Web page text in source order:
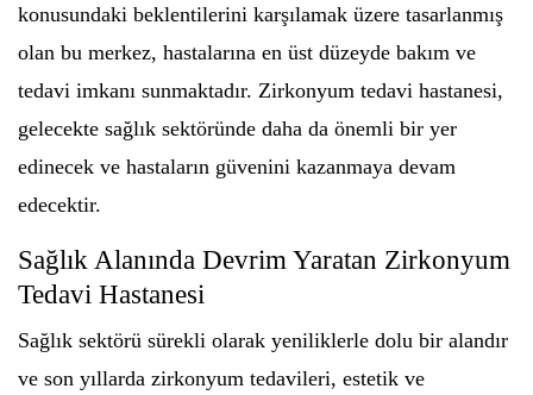
konusundaki beklentilerini karşılamak üzere tasarlanmış
olan bu merkez, hastalarına en üst düzeyde bakım ve
tedavi imkanı sunmaktadır. Zirkonyum tedavi hastanesi,
gelecekte sağlık sektöründe daha da önemli bir yer
edinecek ve hastaların güvenini kazanmaya devam
edecektir.
Sağlık Alanında Devrim Yaratan Zirkonyum
Tedavi Hastanesi
Sağlık sektörü sürekli olarak yeniliklerle dolu bir alandır
ve son yıllarda zirkonyum tedavileri, estetik ve